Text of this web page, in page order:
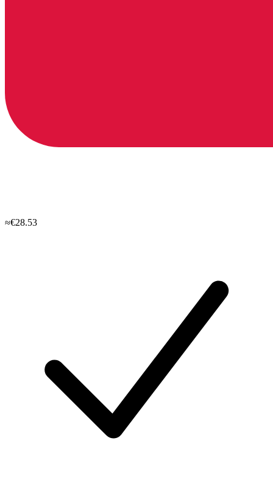
≈€28.53